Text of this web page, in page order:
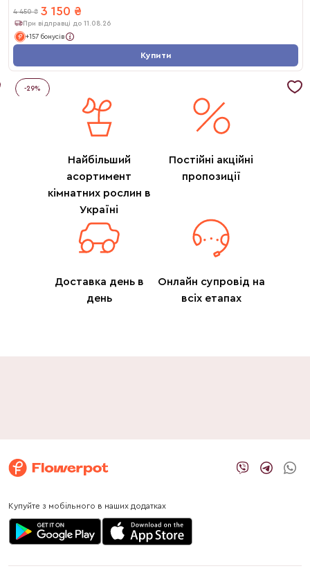
4 450 ₴ 3 150 ₴
При відправці до 11.08.26
+157 бонусів
Купити
-29%
Найбільший
асортимент
кімнатних рослин в
Україні
Постійні акційні
пропозиції
Доставка день в
день
Онлайн супровід на
всіх етапах
Купуйте з мобільного в наших додатках